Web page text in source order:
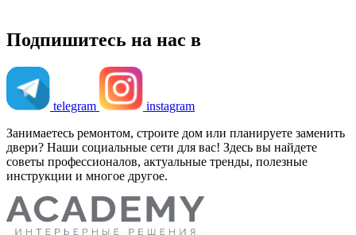
Подпишитесь на нас в
telegram
instagram
Занимаетесь ремонтом, строите дом или планируете заменить
двери? Наши социальные сети для вас! Здесь вы найдете
советы профессионалов, актуальные тренды, полезные
инструкции и многое другое.